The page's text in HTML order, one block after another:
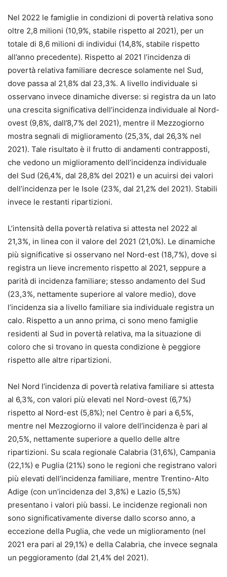
Nel 2022 le famiglie in condizioni di povertà relativa sono
oltre 2,8 milioni (10,9%, stabile rispetto al 2021), per un
totale di 8,6 milioni di individui (14,8%, stabile rispetto
all’anno precedente). Rispetto al 2021 l’incidenza di
povertà relativa familiare decresce solamente nel Sud,
dove passa al 21,8% dal 23,3%. A livello individuale si
osservano invece dinamiche diverse: si registra da un lato
una crescita significativa dell’incidenza individuale al Nord-
ovest (9,8%, dall’8,7% del 2021), mentre il Mezzogiorno
mostra segnali di miglioramento (25,3%, dal 26,3% nel
2021). Tale risultato è il frutto di andamenti contrapposti,
che vedono un miglioramento dell’incidenza individuale
del Sud (26,4%, dal 28,8% del 2021) e un acuirsi dei valori
dell’incidenza per le Isole (23%, dal 21,2% del 2021). Stabili
invece le restanti ripartizioni.
L’intensità della povertà relativa si attesta nel 2022 al
21,3%, in linea con il valore del 2021 (21,0%). Le dinamiche
più significative si osservano nel Nord-est (18,7%), dove si
registra un lieve incremento rispetto al 2021, seppure a
parità di incidenza familiare; stesso andamento del Sud
(23,3%, nettamente superiore al valore medio), dove
l’incidenza sia a livello familiare sia individuale registra un
calo. Rispetto a un anno prima, ci sono meno famiglie
residenti al Sud in povertà relativa, ma la situazione di
coloro che si trovano in questa condizione è peggiore
rispetto alle altre ripartizioni.
Nel Nord l’incidenza di povertà relativa familiare si attesta
al 6,3%, con valori più elevati nel Nord-ovest (6,7%)
rispetto al Nord-est (5,8%); nel Centro è pari a 6,5%,
mentre nel Mezzogiorno il valore dell’incidenza è pari al
20,5%, nettamente superiore a quello delle altre
ripartizioni. Su scala regionale Calabria (31,6%), Campania
(22,1%) e Puglia (21%) sono le regioni che registrano valori
più elevati dell’incidenza familiare, mentre Trentino-Alto
Adige (con un’incidenza del 3,8%) e Lazio (5,5%)
presentano i valori più bassi. Le incidenze regionali non
sono significativamente diverse dallo scorso anno, a
eccezione della Puglia, che vede un miglioramento (nel
2021 era pari al 29,1%) e della Calabria, che invece segnala
un peggioramento (dal 21,4% del 2021).